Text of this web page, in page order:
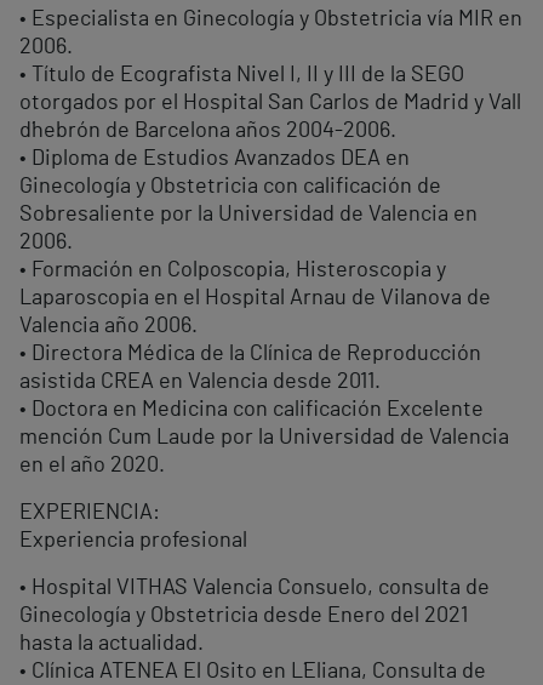
• Especialista en Ginecología y Obstetricia vía MIR en
2006.
• Título de Ecografista Nivel I, II y III de la SEGO
otorgados por el Hospital San Carlos de Madrid y Vall
d´hebrón de Barcelona años 2004-2006.
• Diploma de Estudios Avanzados DEA en
Ginecología y Obstetricia con calificación de
Sobresaliente por la Universidad de Valencia en
2006.
• Formación en Colposcopia, Histeroscopia y
Laparoscopia en el Hospital Arnau de Vilanova de
Valencia año 2006.
• Directora Médica de la Clínica de Reproducción
asistida CREA en Valencia desde 2011.
• Doctora en Medicina con calificación Excelente
mención Cum Laude por la Universidad de Valencia
en el año 2020.
EXPERIENCIA:
Experiencia profesional
• Hospital VITHAS Valencia Consuelo, consulta de
Ginecología y Obstetricia desde Enero del 2021
hasta la actualidad.
• Clínica ATENEA El Osito en L´Eliana, Consulta de